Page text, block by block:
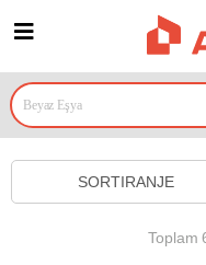
Prijava za članove
SORTIRANJE
Toplam